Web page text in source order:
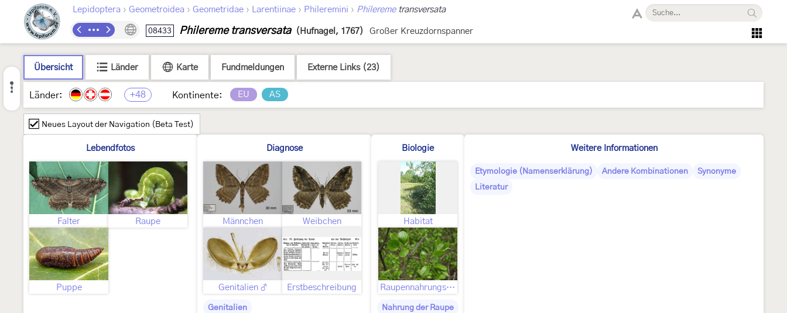
Lepidoptera › Geometroidea › Geometridae › Larentiinae › Phileremini › Phileremetransversata
08433 Philereme transversata (Hufnagel, 1767) Großer Kreuzdornspanner
Übersicht Länder Karte Fundmeldungen Externe Links (23)
Länder: +48 Kontinente: EU AS
Neues Layout der Navigation (Beta Test)
Lebendfotos
Falter Raupe
Puppe
Diagnose
Männchen Weibchen
Genitalien ♂ Erstbeschreibung
Genitalien
Biologie
Habitat
Raupennahrungspflanzen
Nahrung der Raupe
Weitere Informationen
Etymologie (Namenserklärung) Andere Kombinationen
Synonyme
Literatur